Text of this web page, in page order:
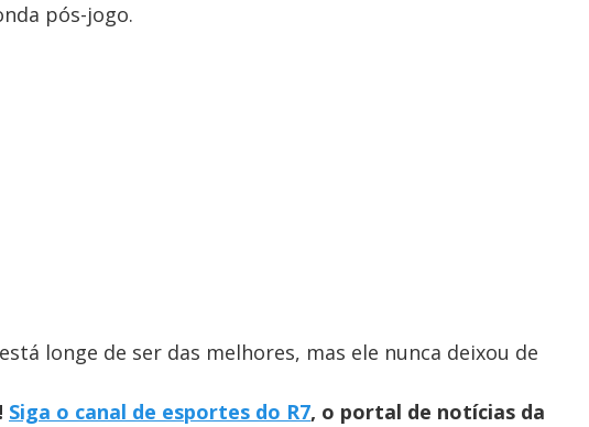
pós-jogo.
longe de ser das melhores, mas ele nunca deixou de
Siga o canal de esportes do R7, o portal de notícias da